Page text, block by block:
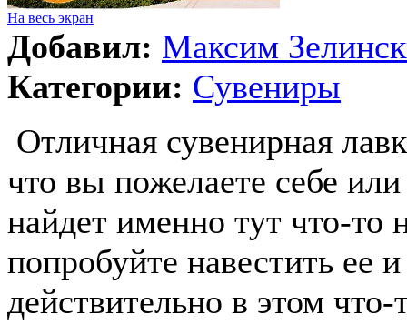
На весь экран
Добавил: Максим
Категории: Сувениры
Отличная сувенирная
что вы пожелаете себе
найдет именно тут что-то
попробуйте навестить ее
действительно в этом